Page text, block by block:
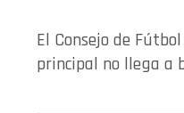
El Consejo de
principal no llega a